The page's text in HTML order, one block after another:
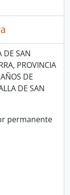
DE SAN
PROVINCIA
DE
DE SAN
permanente